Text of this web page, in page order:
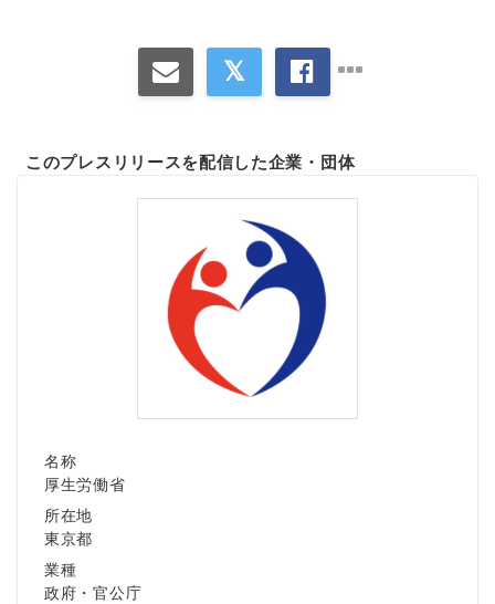
このプレスリリースを配信した企業・団体
名称
厚生労働省
所在地
東京都
業種
政府・官公庁